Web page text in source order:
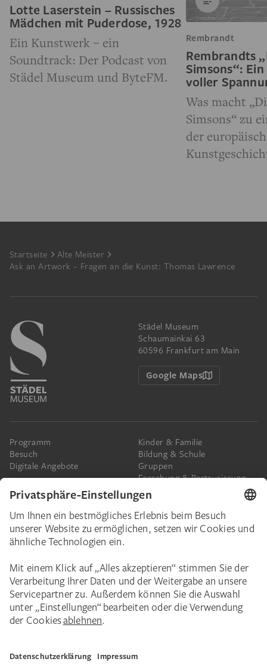
Lotte Laserstein – Russisches
Mädchen mit Puderdose, 1928
Ein Kunstwerk – ein
Soundtrack: Der Podcast von
Städel Museum und ByteFM.
Rembrandt
Rembrandts
Simsons“:
voller
Was macht
Simsons“ zu
der
Footer
Startseite
Alte Meister
Ask an Artwork – Fragen an die Kunst: Thomas Lawrence
Städel Museum
Schaumainkai 63
60596 Frankfurt am Main
Google Maps
Programm
Besuch
Digitale Angebote
Kinder & Familie
Bildung & Schule
Gruppen
Forschung & Restaurierung
Presse
Das Städel
Spenden
Schenkungen & Nachlass
Corporate Events
Städelverein
Karriere
Städel Stories
Newsletter